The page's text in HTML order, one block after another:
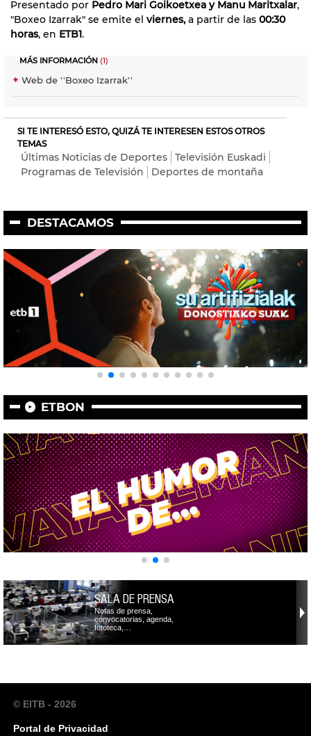
Presentado por Pedro Mari Goikoetxea y Manu Maritxalar,
"Boxeo Izarrak" se emite el viernes, a partir de las 00:30
horas, en ETB1.
MÁS INFORMACIÓN (1)
Web de ''Boxeo Izarrak''
SI TE INTERESÓ ESTO, QUIZÁ TE INTERESEN ESTOS OTROS
TEMAS
Últimas Noticias de Deportes
Televisión Euskadi
Programas de Televisión
Deportes de montaña
DESTACAMOS
ETBON
SALA DE PRENSA
Notas de prensa,
convocatorias, agenda,
fototeca,…
© EITB - 2026
Portal de Privacidad